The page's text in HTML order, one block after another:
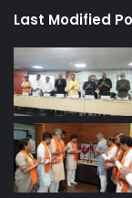
Last Modified